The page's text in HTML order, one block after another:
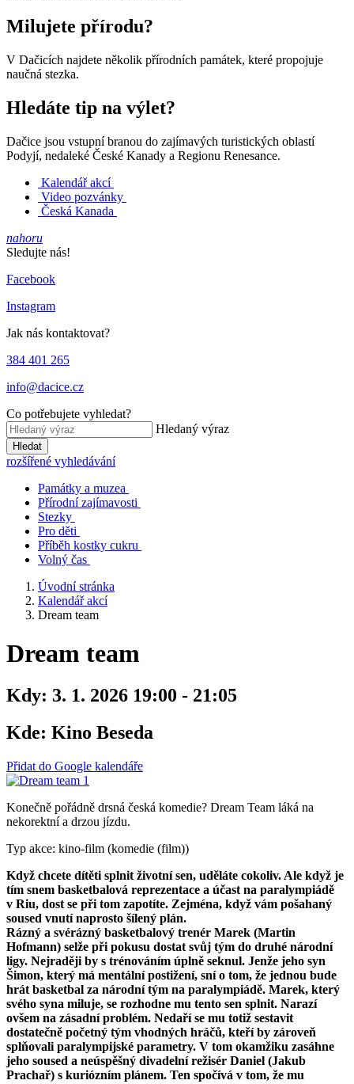
Milujete přírodu?
V Dačicích najdete několik přírodních památek, které propojuje
naučná stezka.
Hledáte tip na výlet?
Dačice jsou vstupní branou do zajímavých turistických oblastí
Podyjí, nedaleké České Kanady a Regionu Renesance.
Kalendář akcí
Video pozvánky
Česká Kanada
nahoru
Sledujte nás!
Facebook
Instagram
Jak nás kontaktovat?
384 401 265
info@dacice.cz
Co potřebujete vyhledat?
Hledaný výraz
Hledat
rozšířené vyhledávání
Památky a muzea
Přírodní zajímavosti
Stezky
Pro děti
Příběh kostky cukru
Volný čas
Úvodní stránka
Kalendář akcí
Dream team
Dream team
Kdy: 3. 1. 2026 19:00 - 21:05
Kde: Kino Beseda
Přidat do Google kalendáře
Konečně pořádně drsná česká komedie? Dream Team láká na
nekorektní a drzou jízdu.
Typ akce: kino-film (komedie (film))
Když chcete dítěti splnit životní sen, uděláte cokoliv. Ale když je
tím snem basketbalová reprezentace a účast na paralympiádě
v Riu, dost se při tom zapotíte. Zejména, když vám pošahaný
soused vnutí naprosto šílený plán.
Rázný a svérázný basketbalový trenér Marek (Martin
Hofmann) selže při pokusu dostat svůj tým do druhé národní
ligy. Nejraději by s trénováním úplně seknul. Jenže jeho syn
Šimon, který má mentální postižení, sní o tom, že jednou bude
hrát basketbal za národní tým na paralympiádě. Marek, který
svého syna miluje, se rozhodne mu tento sen splnit. Narazí
ovšem na zásadní problém. Nedaří se mu totiž sestavit
dostatečně početný tým vhodných hráčů, kteří by zároveň
splňovali paralympijské parametry. V tom okamžiku zasáhne
jeho soused a neúspěšný divadelní režisér Daniel (Jakub
Prachař) s kuriózním plánem. Ten spočívá v tom, že mu